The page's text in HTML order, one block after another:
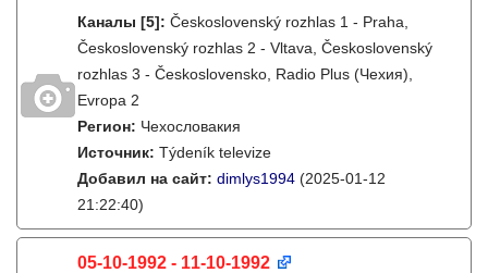
Каналы [5]: Československý rozhlas 1 - Praha,
Československý rozhlas 2 - Vltava, Československý
rozhlas 3 - Československo, Radio Plus (Чехия),
Evropa 2
Регион: Чехословакия
Источник: Týdeník televize
Добавил на сайт: dimlys1994 (2025-01-12
21:22:40)
05-10-1992 - 11-10-1992